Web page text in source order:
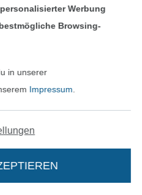
(16,39 € / 1 m²)
personalisierter Werbung
Browsing-
in unserer
Impressum